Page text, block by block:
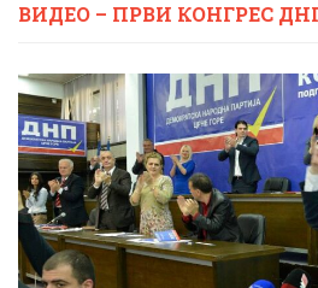
ВИДЕО – ПРВИ КОНГРЕС